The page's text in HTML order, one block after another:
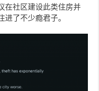
在社区建设此类住房并
了不少瘾君子。